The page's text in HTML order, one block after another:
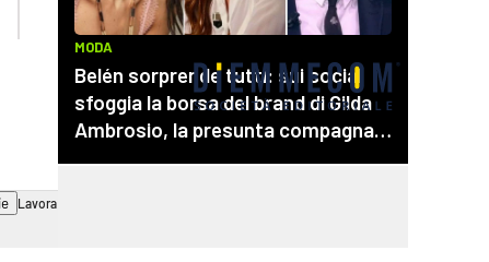
catanzarochannel.it
Lavora con noi